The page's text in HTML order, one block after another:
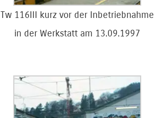
Tw 116III kurz vor der Inbetriebnahme
in der Werkstatt am 13.09.1997